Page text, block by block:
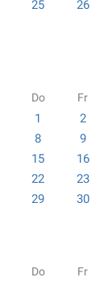
25 26
Do Fr
1 2
8 9
15 16
22 23
29 30
Do Fr